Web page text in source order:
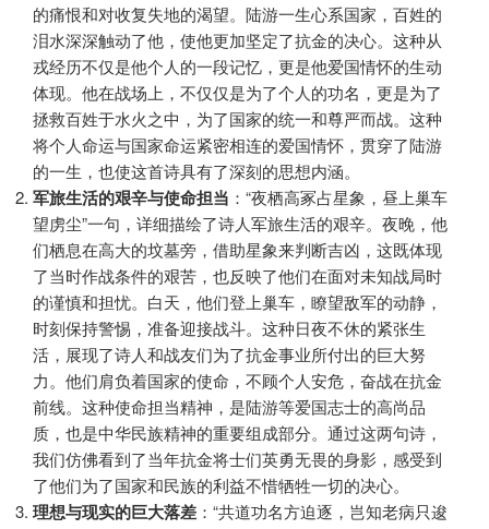
的痛恨和对收复失地的渴望。陆游一生心系国家，百姓的
泪水深深触动了他，使他更加坚定了抗金的决心。这种从
戎经历不仅是他个人的一段记忆，更是他爱国情怀的生动
体现。他在战场上，不仅仅是为了个人的功名，更是为了
拯救百姓于水火之中，为了国家的统一和尊严而战。这种
将个人命运与国家命运紧密相连的爱国情怀，贯穿了陆游
的一生，也使这首诗具有了深刻的思想内涵。
军旅生活的艰辛与使命担当 ：“夜栖高冢占星象，昼上巢车
望虏尘”一句，详细描绘了诗人军旅生活的艰辛。夜晚，他
们栖息在高大的坟墓旁，借助星象来判断吉凶，这既体现
了当时作战条件的艰苦，也反映了他们在面对未知战局时
的谨慎和担忧。白天，他们登上巢车，瞭望敌军的动静，
时刻保持警惕，准备迎接战斗。这种日夜不休的紧张生
活，展现了诗人和战友们为了抗金事业所付出的巨大努
力。他们肩负着国家的使命，不顾个人安危，奋战在抗金
前线。这种使命担当精神，是陆游等爱国志士的高尚品
质，也是中华民族精神的重要组成部分。通过这两句诗，
我们仿佛看到了当年抗金将士们英勇无畏的身影，感受到
了他们为了国家和民族的利益不惜牺牲一切的决心。
理想与现实的巨大落差 ：“共道功名方迫逐，岂知老病只逡